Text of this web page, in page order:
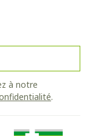
à notre
.